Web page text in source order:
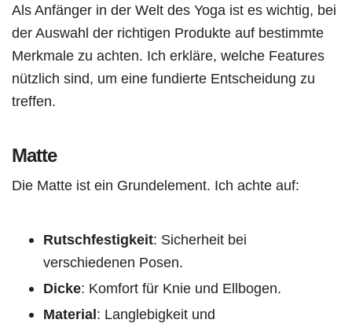
Als Anfänger in der Welt des Yoga ist es wichtig, bei
der Auswahl der richtigen Produkte auf bestimmte
Merkmale zu achten. Ich erkläre, welche Features
nützlich sind, um eine fundierte Entscheidung zu
treffen.
Matte
Die Matte ist ein Grundelement. Ich achte auf:
Rutschfestigkeit: Sicherheit bei
verschiedenen Posen.
Dicke: Komfort für Knie und Ellbogen.
Material: Langlebigkeit und